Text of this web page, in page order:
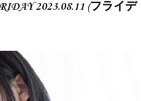
2023.08.11 (フライデ